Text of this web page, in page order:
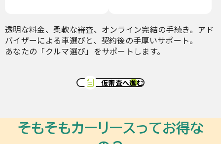
透明な料金、柔軟な審査、オンライン完結の手続き。アド
バイザーによる車選びと、契約後の手厚いサポート。
あなたの「クルマ選び」をサポートします。
仮審査へ進む
そもそもカーリースってお得な